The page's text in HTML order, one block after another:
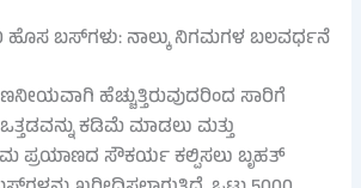
ಹೊಸ ಬಸ್‌ಗಳು: ನಾಲ್ಕು ನಿಗಮಗಳ ಬಲವರ್ಧನೆ
ಹೆಚ್ಚುತ್ತಿರುವುದರಿಂದ ಸಾರಿಗೆ
ಕಡಿಮೆ ಮಾಡಲು ಮತ್ತು
ಪ್ರಯಾಣದ ಸೌಕರ್ಯ ಕಲ್ಪಿಸಲು ಬೃಹತ್